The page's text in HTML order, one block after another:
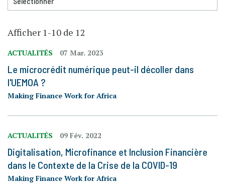
Afficher 1-10 de 12
ACTUALITÉS 07 Mar. 2023
Le microcrédit numérique peut-il décoller dans
l'UEMOA ?
Making Finance Work for Africa
ACTUALITÉS 09 Fév. 2022
Digitalisation, Microfinance et Inclusion Financière
dans le Contexte de la Crise de la COVID-19
Making Finance Work for Africa